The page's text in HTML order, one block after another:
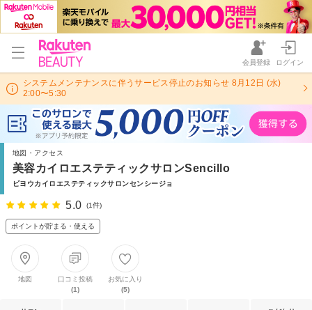
会員登録 ログイン
システムメンテナンスに伴うサービス停止のお知らせ 8月12日 (水)
2:00〜5:30
地図・アクセス
美容カイロエステティックサロンSencillo
ビヨウカイロエステティックサロンセンシージョ
5.0 (1件)
ポイントが貯まる・使える
地図
口コミ投稿
(1)
お気に入り
(5)